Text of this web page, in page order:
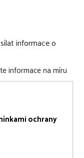
informace o
informace na míru
ochrany